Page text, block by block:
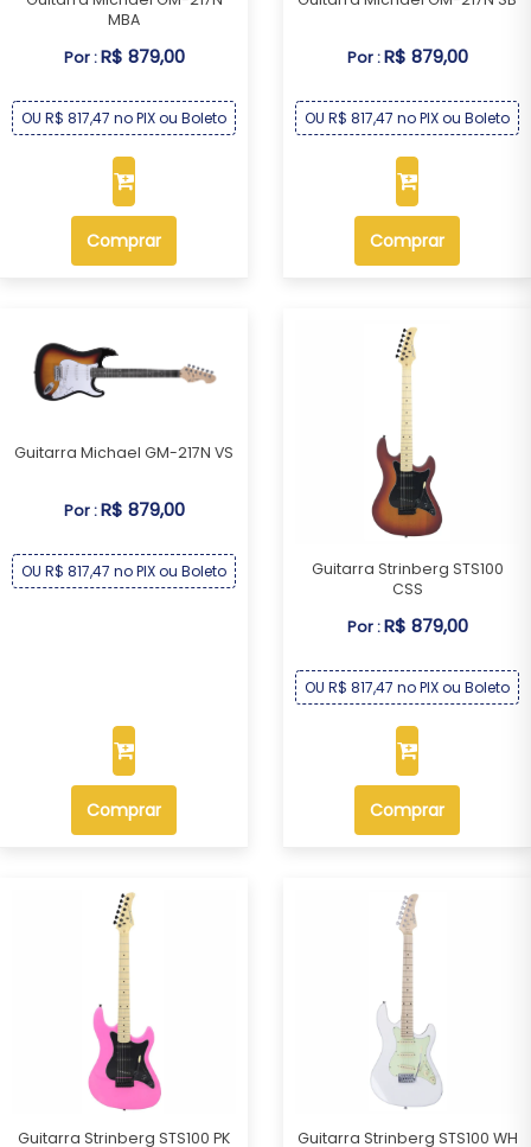
MBA
Por :R$ 879,00
OU R$ 817,47 no PIX ou Boleto
Comprar
Por :R$ 879,00
OU R$ 817,47 no PIX ou Boleto
Comprar
Guitarra Michael GM-217N VS
Por :R$ 879,00
OU R$ 817,47 no PIX ou Boleto
Comprar
Guitarra Strinberg STS100
CSS
Por :R$ 879,00
OU R$ 817,47 no PIX ou Boleto
Comprar
Guitarra Strinberg STS100 PK Guitarra Strinberg STS100 WH